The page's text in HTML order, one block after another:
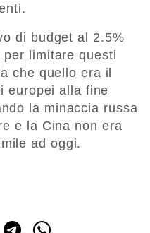
di budget al 2.5%
limitare questi
che quello era il
europei alla fine
la minaccia russa
e la Cina non era
ad oggi.